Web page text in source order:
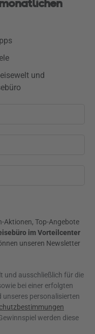
und
Aktionen, Top-Angebote
im Vorteilcenter
unseren Newsletter
und ausschließlich für die
bei einer erfolgten
personalisierten
werden diese